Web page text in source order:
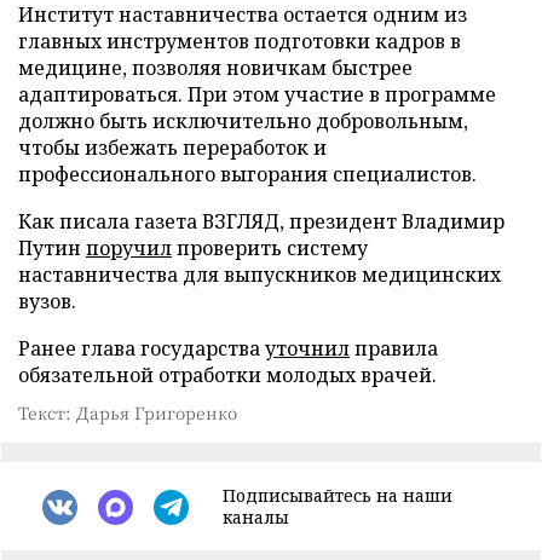
Институт наставничества остается одним из
главных инструментов подготовки кадров в
медицине, позволяя новичкам быстрее
адаптироваться. При этом участие в программе
должно быть исключительно добровольным,
чтобы избежать переработок и
профессионального выгорания специалистов.
Как писала газета ВЗГЛЯД, президент Владимир
Путин поручилпроверить систему
наставничества для выпускников медицинских
вузов.
Ранее глава государствауточнилправила
обязательной отработки молодых врачей.
Текст: Дарья Григоренко
Подписывайтесь на наши
каналы